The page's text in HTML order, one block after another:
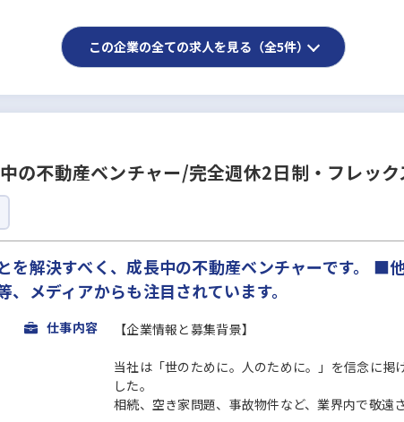
この企業の全ての求人を見る（全5件）
の不動産ベンチャー/完全週休2日制・フレッ
解決すべく、成長中の不動産ベンチャーです。 ■
メディアからも注目されています。
仕事内容 【企業情報と募集背景】
当社は「世のために。人のために。」を信念に
した。
相続、空き家問題、事故物件など、業界内で敬遠